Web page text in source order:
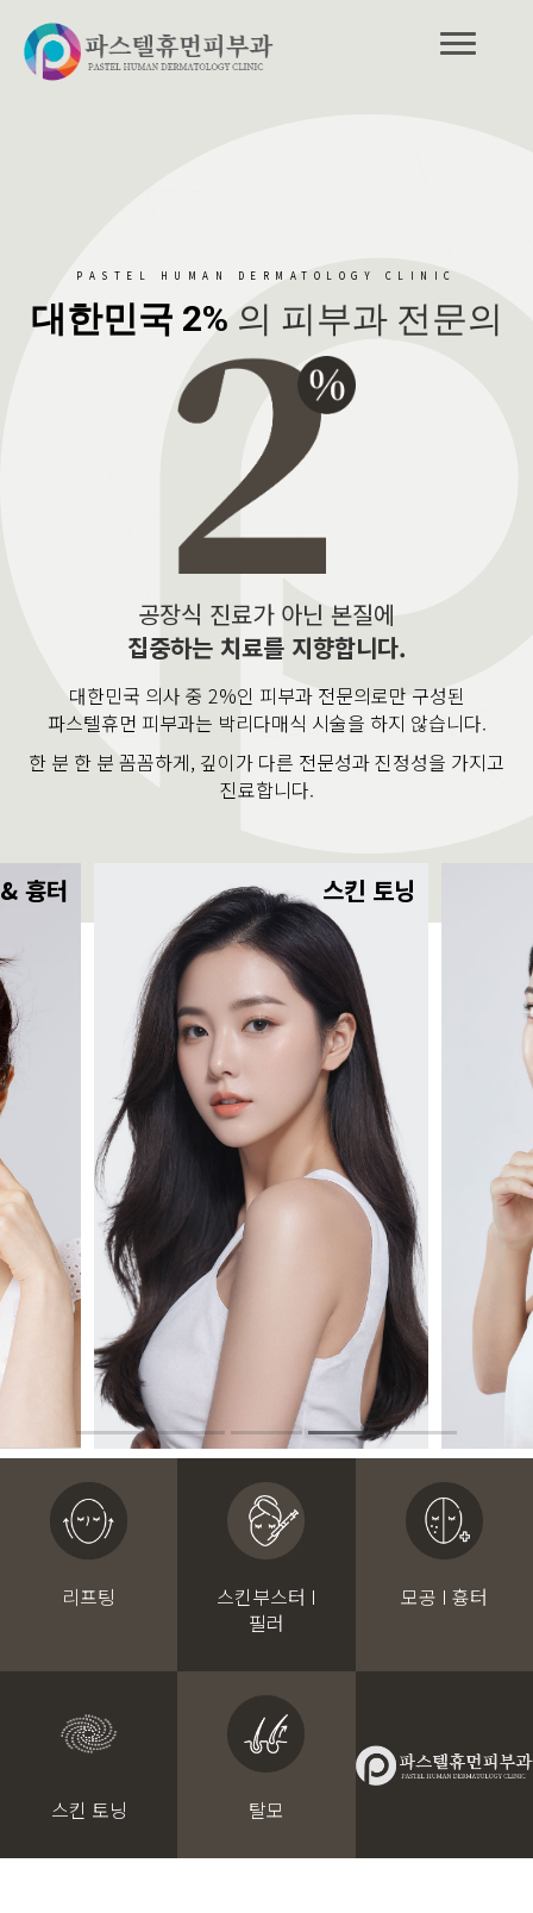
PASTEL HUMAN DERMATOLOGY CLINIC
대한민국 2% 의 피부과 전문의
공장식 진료가 아닌 본질에
집중하는 치료를 지향합니다.
대한민국 의사 중 2%인 피부과 전문의로만 구성된
파스텔휴먼 피부과는 박리다매식 시술을 하지 않습니다.
한 분 한 분 꼼꼼하게, 깊이가 다른 전문성과 진정성을 가지고
진료합니다.
흉터 스킨 토닝
리프팅
스킨부스터 I
필러
모공 I 흉터
스킨 토닝 탈모